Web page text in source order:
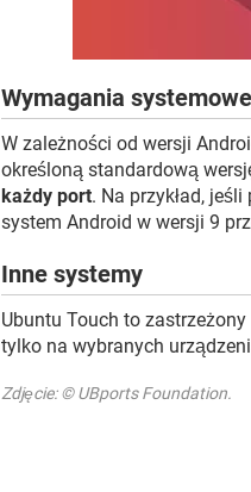
Wymagania systemowe
W zależności od wersji
określoną standardową
każdy port. Na przykład,
system Android w wersji 9
Inne systemy
Ubuntu Touch to
tylko na wybranych
Zdjęcie: © UBports Foundation.